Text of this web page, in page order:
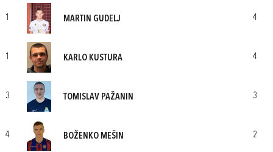
1 MARTIN GUDELJ 4
1 KARLO KUSTURA 4
3 TOMISLAV PAŽANIN 3
4 BOŽENKO MEŠIN 2